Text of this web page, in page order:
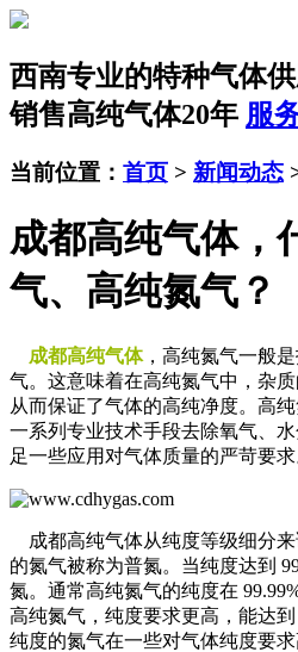
西南专业的特种气体
销售高纯气体20年 服
当前位置： 首页 > 新闻动态
成都高纯气体，
气、高纯氮气？
成都高纯气体，高纯氮气一般
气。这意味着在高纯氮气中，杂质
从而保证了气体的高纯净度。高
一系列专业技术手段去除氧气、
足一些应用对气体质量的严苛要求
成都高纯气体从纯度等级细分来
的氮气被称为普氮。当纯度达到
氮。通常高纯氮气的纯度在
高纯氮气，纯度要求更高，能达
纯度的氮气在一些对气体纯度要